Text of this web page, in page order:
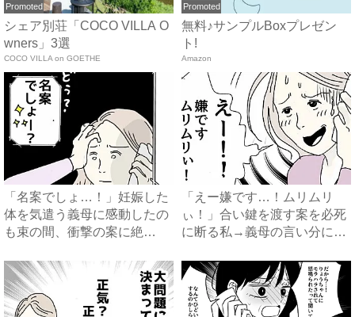
Promoted
シェア別荘「COCO VILLA O
wners」3選
COCO VILLA on GOETHE
Promoted
無料♪サンプルBoxプレゼン
ト!
Amazon
「名案でしょ…！」妊娠した
体を気遣う義母に感動したの
も束の間、衝撃の案に絶
「えー嫌です…！ムリムリ
ぃ！」合い鍵を渡す案を必死
に断る私→義母の言い分にあ